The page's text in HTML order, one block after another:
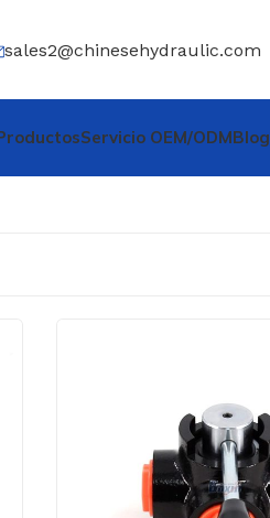
sales2@chinesehydraulic.com
Servicio OEM/ODMBlog